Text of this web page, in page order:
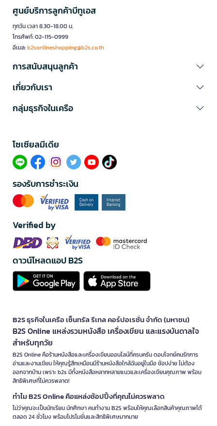
ศูนย์บริการลูกค้าบีทูเอส
ทุกวัน เวลา 8.30-18.00 น.
โทรศัพท์: 02-115-0999
อีเมล:b2sonlineshopping@b2s.co.th
การสนับสนุนลูกค้า
เกี่ยวกับเรา
กลุ่มธุรกิจในเครือ
โซเซียลมีเดีย​
รองรับการชำระเงิน
Verified by
ดาวน์โหลดแอป B2S
B2S ธุรกิจในเครือ เซ็นทรัล รีเทล คอร์ปอเรชั่น จำกัด (มหาชน)
B2S Online แหล่งรวมหนังสือ เครื่องเขียน และแรงบันดาลใจ
สำหรับทุกวัย
B2S Online คือร้านหนังสือและเครื่องเขียนออนไลน์ที่ครบครัน ตอบโจทย์คนรักการ
อ่านและงานเขียน ให้คุณรู้สึกเหมือนมีร้านหนังสือใกล้ฉันอยู่ในมือ ช้อปง่าย ไม่ต้อง
ออกจากบ้าน เพราะ b2s มีทั้งหนังสือหลากหลายแนวและเครื่องเขียนคุณภาพ พร้อม
สิทธิพิเศษที่ไม่ควรพลาด!
ทำไม B2S Online คือแหล่งช้อปปิ้งที่คุณไม่ควรพลาด
ไม่ว่าคุณจะเป็นนักเรียน นักศึกษา คนทำงาน B2S พร้อมให้คุณเลือกสินค้าคุณภาพได้
ตลอด 24 ชั่วโมง พร้อมโปรโมชั่นและสิทธิพิเศษมากมาย